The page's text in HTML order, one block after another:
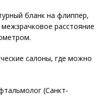
бланк на флиппер,
расстояние
салоны, где можно
(Санкт-